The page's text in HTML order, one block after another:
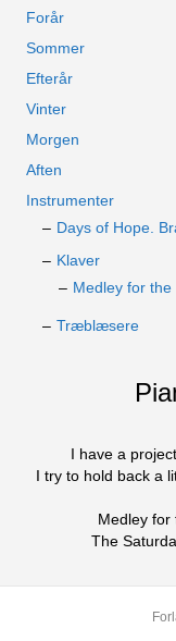
Forår
Sommer
Efterår
Vinter
Morgen
Aften
Instrumenter
Days of Hope.
Klaver
Medley for the
Træblæsere
I have a
I try to hold back a
Medley for
The